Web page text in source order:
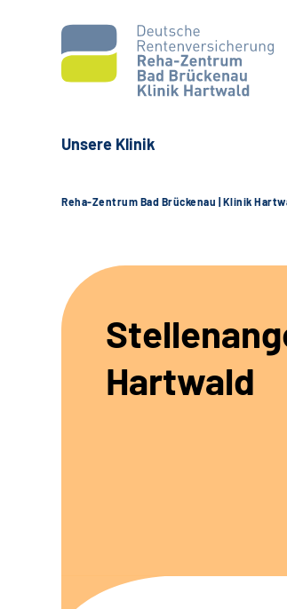
Unsere Klinik
Reha-Zentrum Bad Brückenau | Klinik
Hartwald